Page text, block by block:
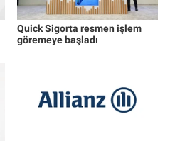
Quick Sigorta resmen işlem
göremeye başladı